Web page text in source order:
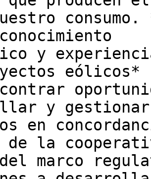
consumo.
y
eólicos*
y gestionar
en
de la
marco